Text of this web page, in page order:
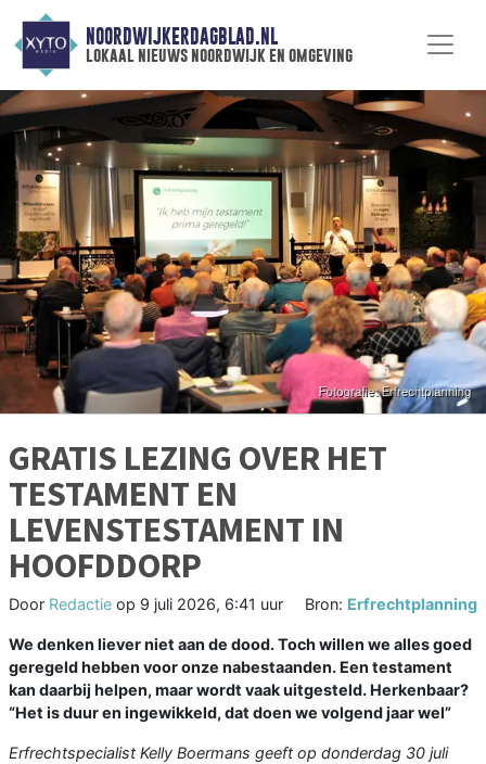
NOORDWIJKERDAGBLAD.NL
lokaal nieuws noordwijk en omgeving
GRATIS LEZING OVER HET
TESTAMENT EN
LEVENSTESTAMENT IN
HOOFDDORP
Door Redactie op 9 juli 2026, 6:41 uur Bron: Erfrechtplanning
We denken liever niet aan de dood. Toch willen we alles goed
geregeld hebben voor onze nabestaanden. Een testament
kan daarbij helpen, maar wordt vaak uitgesteld. Herkenbaar?
“Het is duur en ingewikkeld, dat doen we volgend jaar wel”
Erfrechtspecialist Kelly Boermans geeft op donderdag 30 juli